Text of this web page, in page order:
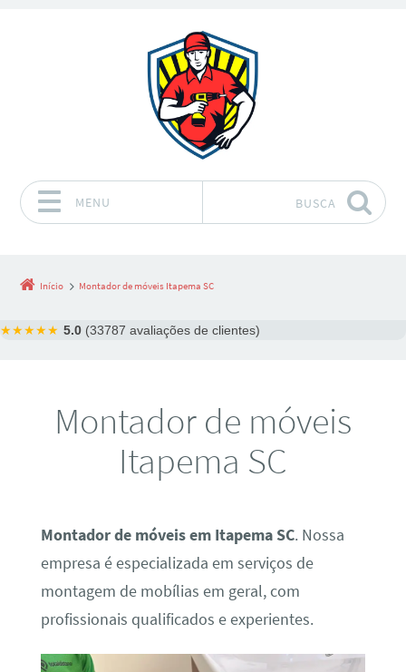
MENU BUSCA
Início Montador de móveis Itapema SC
★★★★★ 5.0 (33787 avaliações de clientes)
Montador de móveis
Itapema SC
Montador de móveis em Itapema SC. Nossa
empresa é especializada em serviços de
montagem de mobílias em geral, com
profissionais qualificados e experientes.